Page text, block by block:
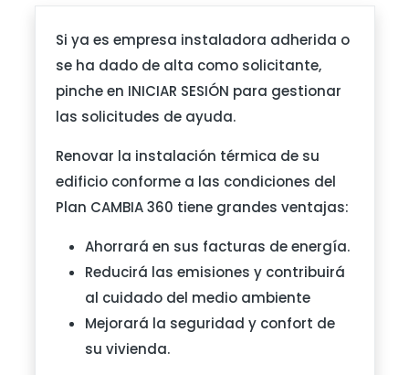
Si ya es empresa instaladora adherida o
se ha dado de alta como solicitante,
pinche en INICIAR SESIÓN para gestionar
las solicitudes de ayuda.
Renovar la instalación térmica de su
edificio conforme a las condiciones del
Plan CAMBIA 360 tiene grandes ventajas:
Ahorrará en sus facturas de energía.
Reducirá las emisiones y contribuirá
al cuidado del medio ambiente
Mejorará la seguridad y confort de
su vivienda.